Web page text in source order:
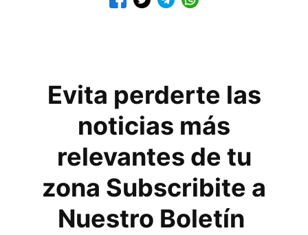
Evita perderte las
noticias más
relevantes de tu
zona Subscribite a
Nuestro Boletín